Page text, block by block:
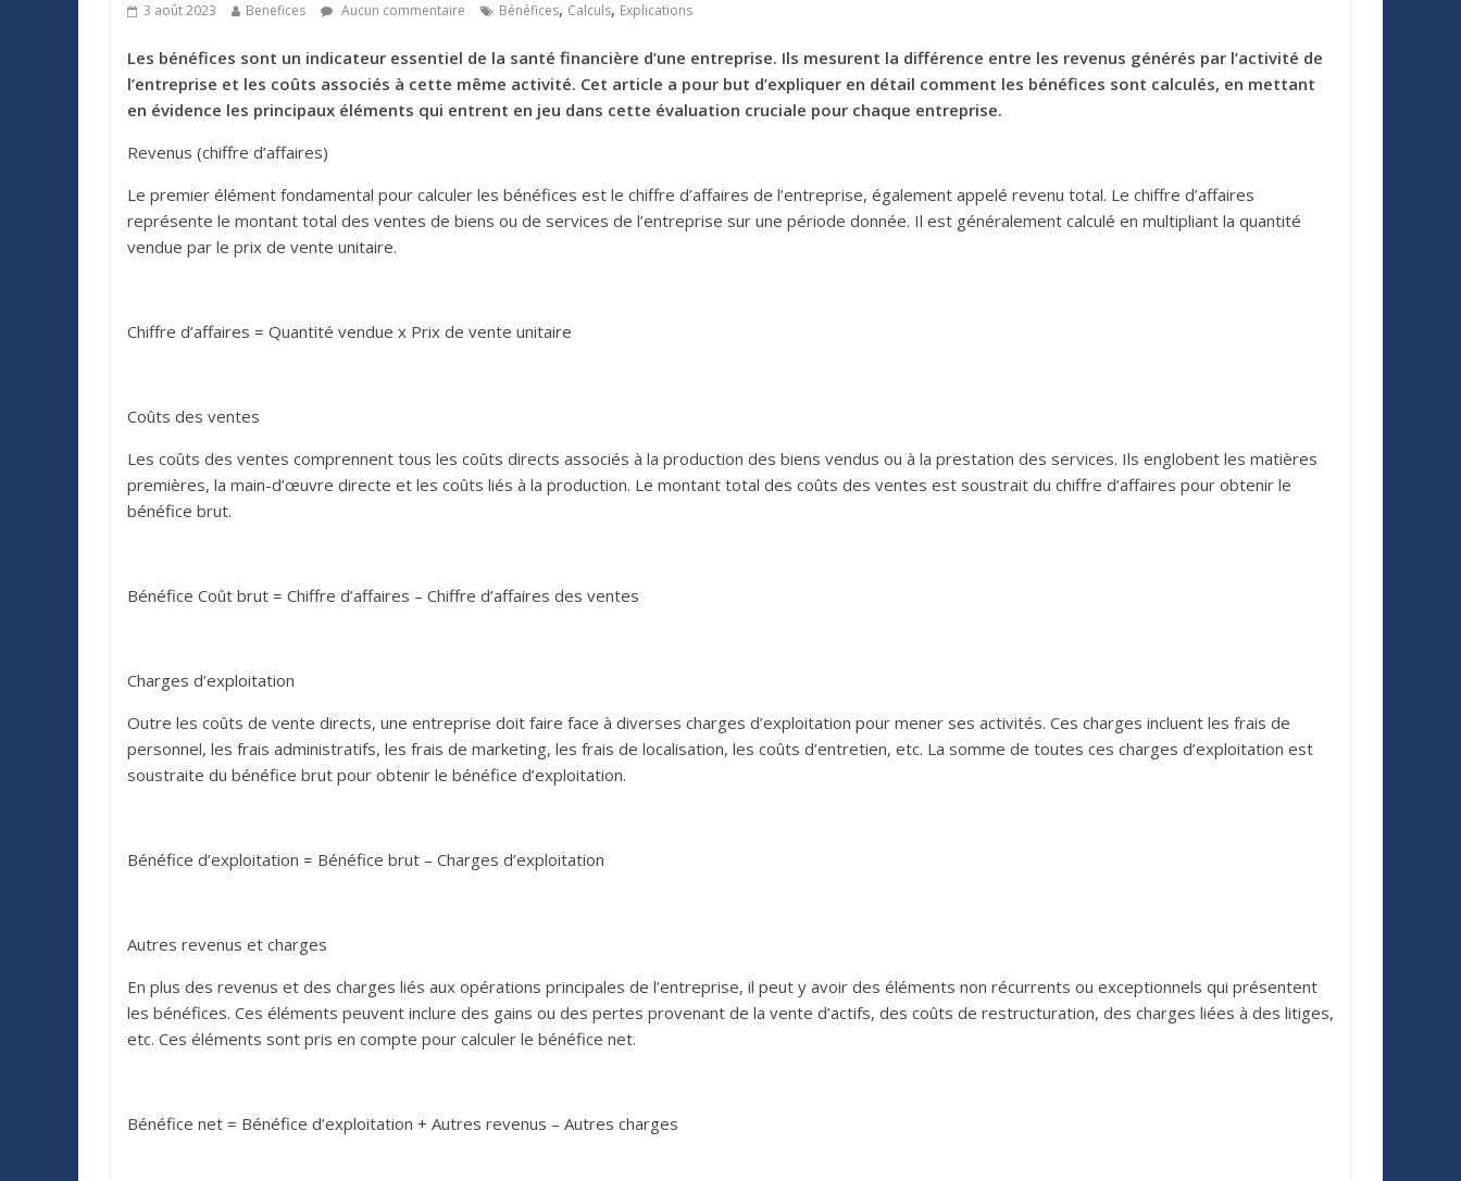
3 août 2023 Benefices Aucun commentaire Bénéfices, Calculs, Explications
Les bénéfices sont un indicateur essentiel de la santé financière d’une entreprise. Ils mesurent la différence entre les revenus générés par l’activité de
l’entreprise et les coûts associés à cette même activité. Cet article a pour but d’expliquer en détail comment les bénéfices sont calculés, en mettant
en évidence les principaux éléments qui entrent en jeu dans cette évaluation cruciale pour chaque entreprise.
Revenus (chiffre d’affaires)
Le premier élément fondamental pour calculer les bénéfices est le chiffre d’affaires de l’entreprise, également appelé revenu total. Le chiffre d’affaires
représente le montant total des ventes de biens ou de services de l’entreprise sur une période donnée. Il est généralement calculé en multipliant la quantité
vendue par le prix de vente unitaire.
Chiffre d’affaires = Quantité vendue x Prix de vente unitaire
Coûts des ventes
Les coûts des ventes comprennent tous les coûts directs associés à la production des biens vendus ou à la prestation des services. Ils englobent les matières
premières, la main-d’œuvre directe et les coûts liés à la production. Le montant total des coûts des ventes est soustrait du chiffre d’affaires pour obtenir le
bénéfice brut.
Bénéfice Coût brut = Chiffre d’affaires – Chiffre d’affaires des ventes
Charges d’exploitation
Outre les coûts de vente directs, une entreprise doit faire face à diverses charges d’exploitation pour mener ses activités. Ces charges incluent les frais de
personnel, les frais administratifs, les frais de marketing, les frais de localisation, les coûts d’entretien, etc. La somme de toutes ces charges d’exploitation est
soustraite du bénéfice brut pour obtenir le bénéfice d’exploitation.
Bénéfice d’exploitation = Bénéfice brut – Charges d’exploitation
Autres revenus et charges
En plus des revenus et des charges liés aux opérations principales de l’entreprise, il peut y avoir des éléments non récurrents ou exceptionnels qui présentent
les bénéfices. Ces éléments peuvent inclure des gains ou des pertes provenant de la vente d’actifs, des coûts de restructuration, des charges liées à des litiges,
etc. Ces éléments sont pris en compte pour calculer le bénéfice net.
Bénéfice net = Bénéfice d’exploitation + Autres revenus – Autres charges